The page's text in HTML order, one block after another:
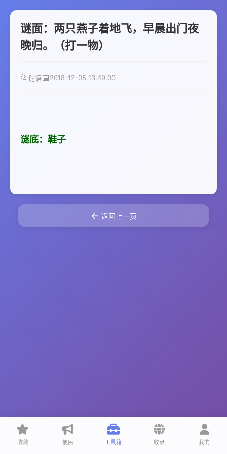
谜面：两只燕子着地飞，早晨出门夜
晚归。（打一物）
📂 谜语📅2018-12-05 13:49:00
谜底：鞋子
← 返回上一页
收藏 便民 工具箱 收录 我的